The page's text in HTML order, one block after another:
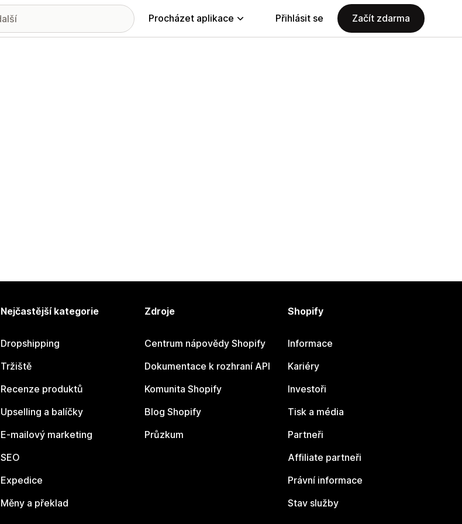
Procházet aplikace Přihlásit se Začít zdarma
Nejčastější kategorie
Dropshipping
Tržiště
Recenze produktů
Upselling a balíčky
E-mailový marketing
SEO
Expedice
Měny a překlad
Zdroje
Centrum nápovědy Shopify
Dokumentace k rozhraní API
Komunita Shopify
Blog Shopify
Průzkum
Shopify
Informace
Kariéry
Investoři
Tisk a média
Partneři
Affiliate partneři
Právní informace
Stav služby